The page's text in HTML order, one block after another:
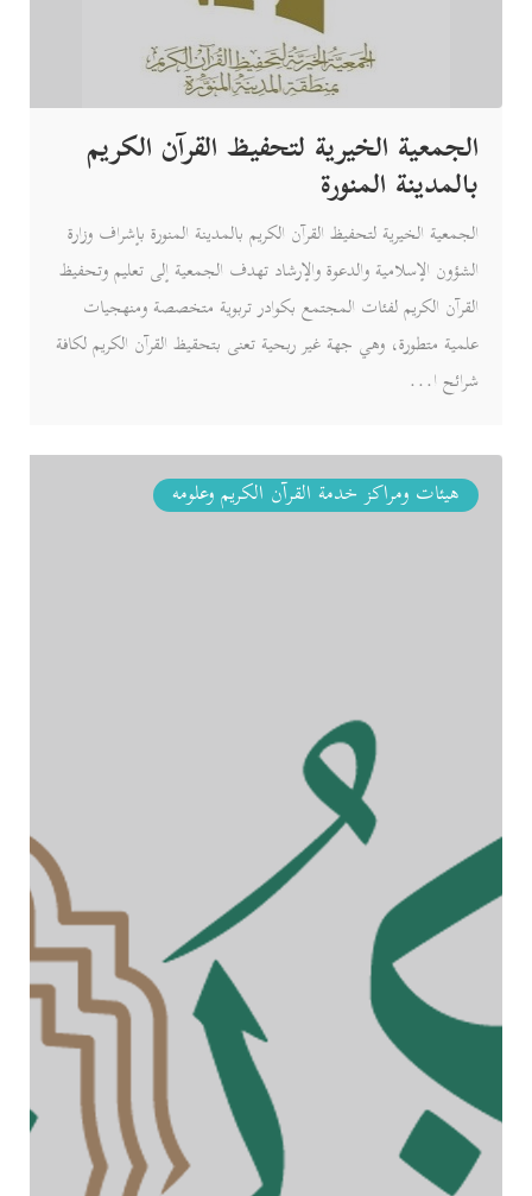
الجمعية الخيرية لتحفيظ القرآن الكريم
بالمدينة المنورة
الجمعية الخيرية لتحفيظ القرآن الكريم بالمدينة المنورة بإشراف وزارة
الشؤون الإسلامية والدعوة والإرشاد تهدف الجمعية إلى تعليم وتحفيظ
القرآن الكريم لفئات المجتمع بكوادر تربوية متخصصة ومنهجيات
علمية متطورة، وهي جهة غير ربحية تعنى بتحقيظ القرآن الكريم لكافة
شرائح ا...
هيئات ومراكز خدمة القرآن الكريم وعلومه